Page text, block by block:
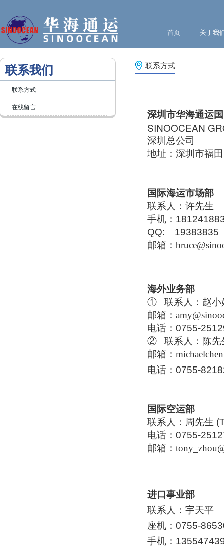
首页 | 关于我
联系我们
联系方式
在线留言
联系方式
深圳市华海通运
SINOOCEAN
深圳总公司
地址：深圳市福
国际海运市场部
联系人：许先生
手机：
QQ: 19383835
邮箱：
海外业务部
①
联系人：赵
邮箱：
电话：0755-
②
联系人：陈
邮箱：
电话：0755-
国际空运部
联系人：周先生
电话：0755-
邮箱：
进口事业部
联系人：宇天平
座机：0755-
手机：